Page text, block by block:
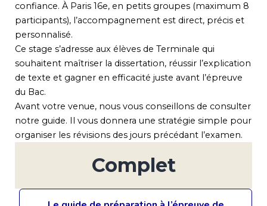
confiance. À Paris 16e, en petits groupes (maximum 8
participants), l’accompagnement est direct, précis et
personnalisé.
Ce stage s’adresse aux élèves de Terminale qui
souhaitent maîtriser la dissertation, réussir l’explication
de texte et gagner en efficacité juste avant l’épreuve
du Bac.
Avant votre venue, nous vous conseillons de consulter
notre guide. Il vous donnera une stratégie simple pour
organiser les révisions des jours précédant l’examen.
Complet